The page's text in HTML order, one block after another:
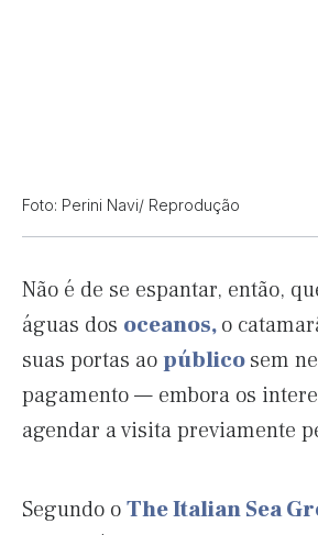
Foto: Perini Navi/ Reprodução
Não é de se espantar, então,
águas dos oceanos,o
suas portas aopúblicosem
pagamento — embora os
agendar a visita previamente
Segundo oThe Italian Sea